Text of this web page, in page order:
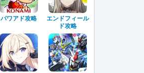
パワアド攻略
エンドフィール
ド攻略